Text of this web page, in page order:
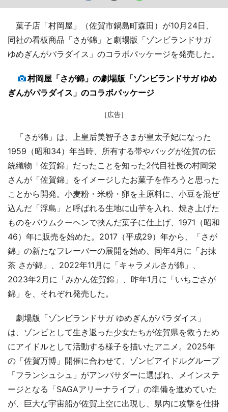
菓子店「村岡屋」（佐賀市鍋島町森田）が10月24日、
同社の看板商品「さが錦」と劇場版「ゾンビランドサガ
ゆめぎんがパラダイス」のコラボパッケージを発売した。
村岡屋「さが錦」の劇場版「ゾンビランドサガ ゆめ
ぎんがパラダイス」のコラボパッケージ
［広告］
「さが錦」は、上皇后美智子さまが皇太子妃になった
1959（昭和34）年当時、所有する帯やバッグが佐賀の伝
統織物「佐賀錦」だったことを知った2代目社長の村岡栄
さんが「佐賀錦」をイメージしたお菓子を作ろうと思った
ことから開発。小麦粉・米粉・卵を主原料に、小豆を混ぜ
込んだ「浮島」と呼ばれる生地に山芋を入れ、焼き上げた
ものをバウムクーヘンで挟んだ菓子に仕上げ、1971（昭和
46）年に販売を始めた。2017（平成29）年から、「さが
錦」の新たなフレーバーの展開を始め、同年4月に「お抹
茶 さが錦」、2022年11月に「キャラメルさが錦」、
2023年2月に「みかん佐賀錦」、昨年1月に「いちごさが
錦」を、それぞれ発売した。
劇場版「ゾンビランドサガ ゆめぎんがパラダイス」
は、ゾンビとして生き返った少女たちが佐賀県を救うため
にアイドルとして活動する様子を描いたアニメ。2025年
の「佐賀万博」開催に合わせて、ゾンビアイドルグループ
「フランシュシュ」がアンバサダーに選ばれ、メインステ
ージとなる「SAGAアリーナライブ」の準備を進めていた
が、巨大な宇宙船が佐賀上空に出現し、県内に攻撃を仕掛